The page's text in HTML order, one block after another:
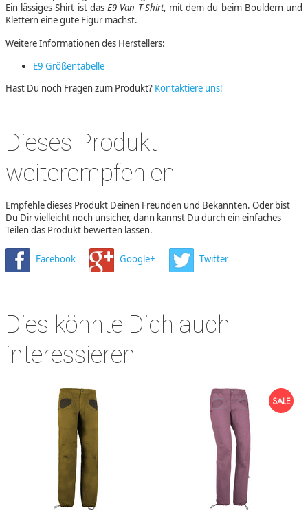
Ein lässiges Shirt ist dasE9 Van T-Shirt, mit dem du beim Bouldern und
Klettern eine gute Figur machst.
Weitere Informationen des Herstellers:
E9 Größentabelle
Hast Du noch Fragen zum Produkt? Kontaktiere uns!
Dieses Produkt
weiterempfehlen
Empfehle dieses Produkt Deinen Freunden und Bekannten. Oder bist
Du Dir vielleicht noch unsicher, dann kannst Du durch ein einfaches
Teilen das Produkt bewerten lassen.
Facebook Google+ Twitter
Dies könnte Dich auch
interessieren